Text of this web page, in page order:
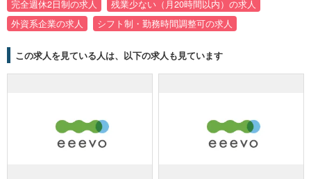
完全週休2日制の求人
残業少ない（月20時間以内）の求人
外資系企業の求人
シフト制・勤務時間調整可の求人
この求人を見ている人は、以下の求人も見ています